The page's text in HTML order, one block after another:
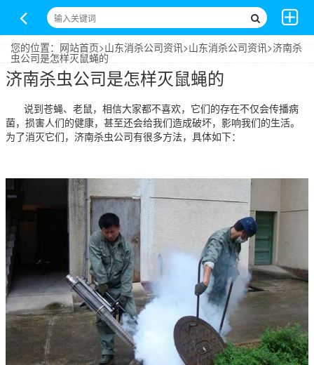
您的位置： 网站首页>山东消杀公司资讯>山东消杀公司资讯>济南杀
虫公司是怎样灭鼠蝇的
济南杀虫公司是怎样灭鼠蝇的
说到苍蝇、老鼠，相信大家都不喜欢，它们的存在不仅会传播病
菌，损害人们的健康，甚至还会给我们造成破坏，影响我们的生活。
为了消灭它们，济南杀虫公司有很多方法，具体如下：